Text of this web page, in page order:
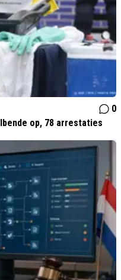
0
op, 78 arrestaties